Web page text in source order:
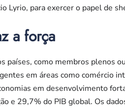
Lyrio, para exercer o papel de
a força
países, como membros plenos
em áreas como comércio
em desenvolvimento
e 29,7% do PIB global. Os